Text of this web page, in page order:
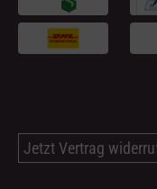
Jetzt Vertrag